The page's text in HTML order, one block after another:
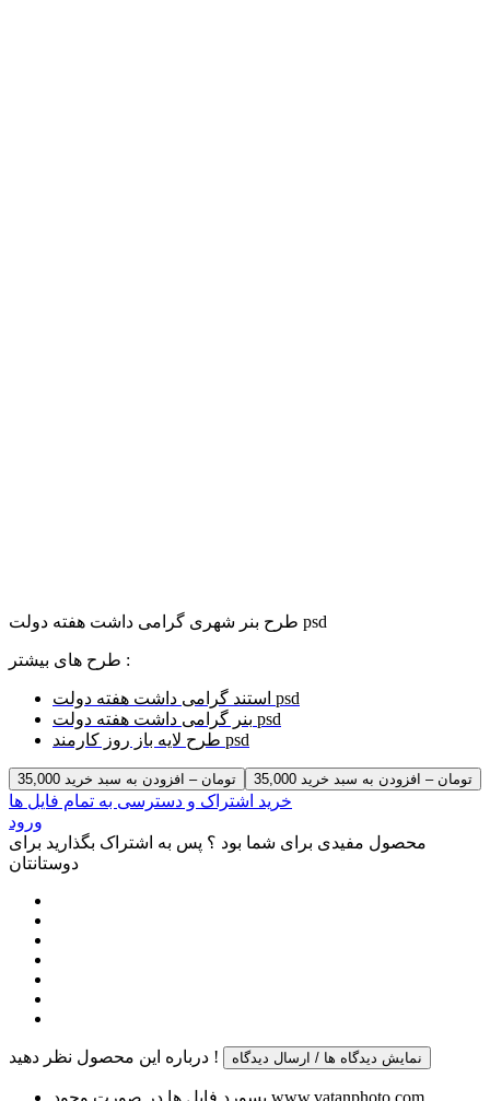
طرح بنر شهری گرامی داشت هفته دولت psd
طرح های بیشتر :
استند گرامی داشت هفته دولت psd
بنر گرامی داشت هفته دولت psd
طرح لایه باز روز کارمند psd
35,000 تومان – افزودن به سبد خرید
خرید اشتراک و دسترسی به تمام فایل ها
ورود
محصول مفیدی برای شما بود ؟ پس به اشتراک بگذارید برای
دوستانتان
درباره این محصول نظر دهید ! نمایش دیدگاه ها / ارسال دیدگاه
پسورد فایل ها در صورت وجود www.vatanphoto.com